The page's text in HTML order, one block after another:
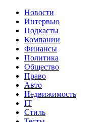
Новости
Интервью
Подкасты
Компании
Финансы
Политика
Общество
Право
Авто
Недвижимость
IT
Стиль